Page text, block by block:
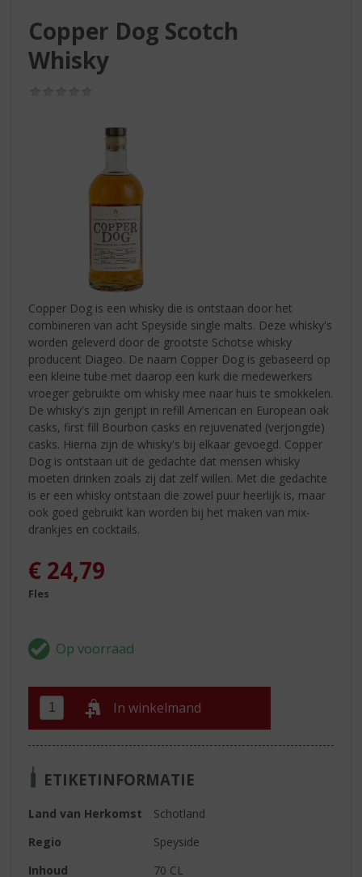
Copper Dog Scotch
Whisky
Copper Dog is een whisky die is ontstaan door het
combineren van acht Speyside single malts. Deze whisky's
worden geleverd door de grootste Schotse whisky
producent Diageo. De naam Copper Dog is gebaseerd op
een kleine tube met daarop een kurk die medewerkers
vroeger gebruikte om whisky mee naar huis te smokkelen.
De whisky's zijn gerijpt in refill American en European oak
casks, first fill Bourbon casks en rejuvenated (verjongde)
casks. Hierna zijn de whisky's bij elkaar gevoegd. Copper
Dog is ontstaan uit de gedachte dat mensen whisky
moeten drinken zoals zij dat zelf willen. Met die gedachte
is er een whisky ontstaan die zowel puur heerlijk is, maar
ook goed gebruikt kan worden bij het maken van mix-
drankjes en cocktails.
€ 24,79
Fles
In winkelmand
ETIKETINFORMATIE
Land van Herkomst
Schotland
Regio
Speyside
Inhoud
70 CL